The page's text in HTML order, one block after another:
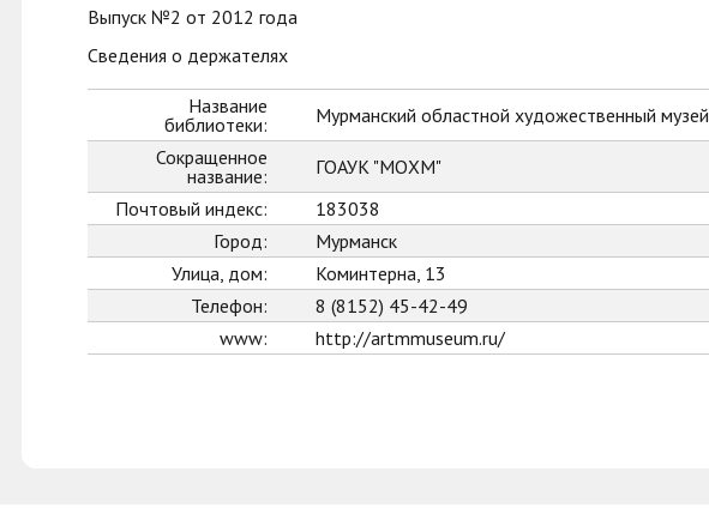
Выпуск №2 от 2012 года
Сведения о держателях
Название
библиотеки:
Мурманский областной художественный музей
Сокращенное
название:
ГОАУК "МОХМ"
Почтовый индекс:
183038
Город:
Мурманск
Улица, дом:
Коминтерна, 13
Телефон:
8 (8152) 45-42-49
www:
http://artmmuseum.ru/